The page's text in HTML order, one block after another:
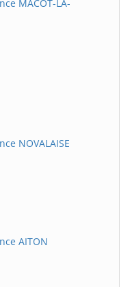
MACOT-LA-
NOVALAISE
AITON